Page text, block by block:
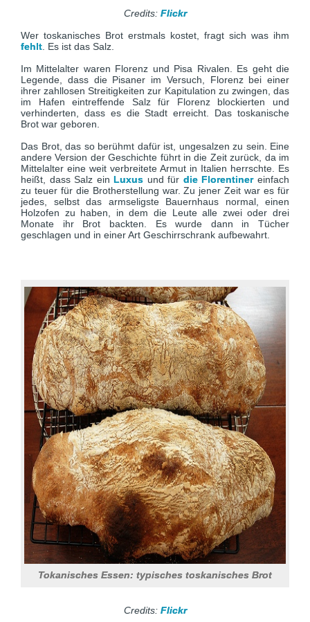
Credits:Flickr
Wer toskanisches Brot erstmals kostet, fragt sich was ihm
fehlt . Es ist das Salz.
Im Mittelalter waren Florenz und Pisa Rivalen. Es geht die
Legende, dass die Pisaner im Versuch, Florenz bei einer
ihrer zahllosen Streitigkeiten zur Kapitulation zu zwingen, das
im Hafen eintreffende Salz für Florenz blockierten und
verhinderten, dass es die Stadt erreicht. Das toskanische
Brot war geboren.
Das Brot, das so berühmt dafür ist, ungesalzen zu sein. Eine
andere Version der Geschichte führt in die Zeit zurück, da im
Mittelalter eine weit verbreitete Armut in Italien herrschte. Es
heißt, dass Salz einLuxus und für die Florentinereinfach
zu teuer für die Brotherstellung war. Zu jener Zeit war es für
jedes, selbst das armseligste Bauernhaus normal, einen
Holzofen zu haben, in dem die Leute alle zwei oder drei
Monate ihr Brot backten. Es wurde dann in Tücher
geschlagen und in einer Art Geschirrschrank aufbewahrt.
Tokanisches Essen: typisches toskanisches Brot
Credits: Flickr